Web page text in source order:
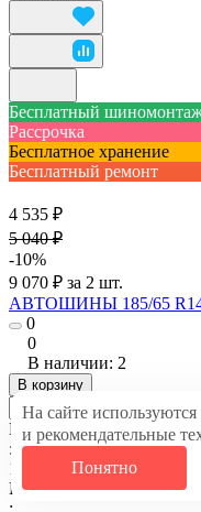
Бесплатный
Рассрочка
Бесплатное хранение
Бесплатный ремонт
4 535 ₽
5 040 ₽
-10%
9 070 ₽ за 2 шт.
АВТОШИНЫ 185/65 R14
0
0
В наличии: 2
В корзину
Ширина профиля
:
185
Высота профиля
:
На сайте
и рекомендательные
Понятно